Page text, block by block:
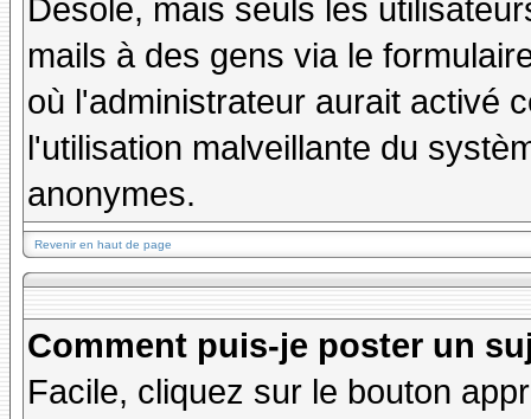
Désolé, mais seuls les
mails à des gens via le
où l'administrateur aurait activé
l'utilisation malveillante du
anonymes.
Revenir en haut de page
Comment puis-je poster un
Facile, cliquez sur le bouton